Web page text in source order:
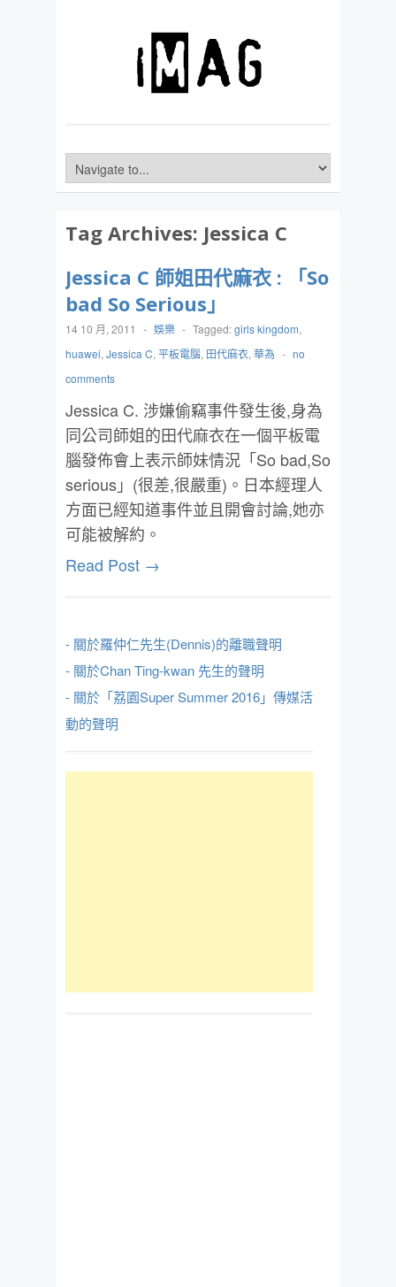
Tag Archives: Jessica C
Jessica C 師姐田代麻衣 : 「So
bad So Serious」
14 10 月, 2011 - 娛樂 - Tagged:girls kingdom,
huawei, Jessica C, 平板電腦, 田代麻衣, 華為 - no
comments
Jessica C. 涉嫌偷竊事件發生後,身為
同公司師姐的田代麻衣在一個平板電
腦發佈會上表示師妹情況「So bad,So
serious」(很差,很嚴重)。日本經理人
方面已經知道事件並且開會討論,她亦
可能被解約。
Read Post →
- 關於羅仲仁先生(Dennis)的離職聲明
- 關於Chan Ting-kwan 先生的聲明
- 關於「荔園Super Summer 2016」傳媒活
動的聲明